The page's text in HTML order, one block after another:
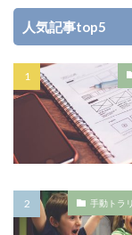
人気記事top5
手動トラ